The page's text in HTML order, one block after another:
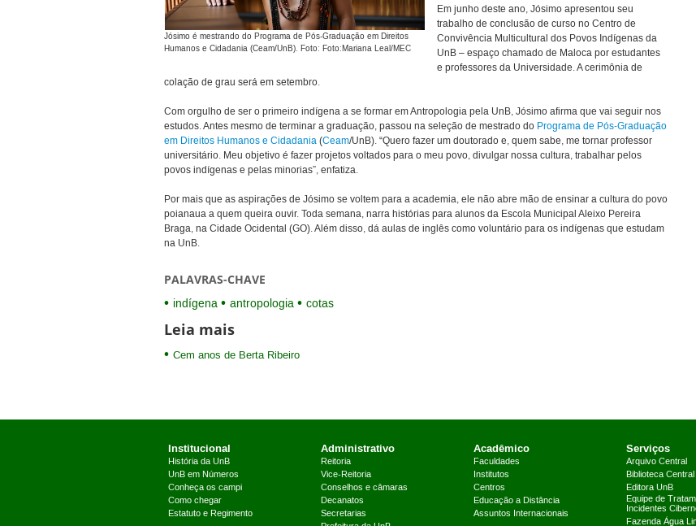
Jósimo é mestrando do Programa de Pós-Graduação em Direitos
Humanos e Cidadania (Ceam/UnB). Foto: Foto:Mariana Leal/MEC
Em junho deste ano, Jósimo apresentou seu
trabalho de conclusão de curso no Centro de
Convivência Multicultural dos Povos Indígenas da
UnB – espaço chamado de Maloca por estudantes
e professores da Universidade. A cerimônia de
colação de grau será em setembro.
Com orgulho de ser o primeiro indígena a se formar em Antropologia pela UnB, Jósimo afirma que vai seguir nos
estudos. Antes mesmo de terminar a graduação, passou na seleção de mestrado do Programa de Pós-Graduação
em Direitos Humanos e Cidadania (Ceam/UnB). “Quero fazer um doutorado e, quem sabe, me tornar professor
universitário. Meu objetivo é fazer projetos voltados para o meu povo, divulgar nossa cultura, trabalhar pelos
povos indígenas e pelas minorias”, enfatiza.
Por mais que as aspirações de Jósimo se voltem para a academia, ele não abre mão de ensinar a cultura do povo
poianaua a quem queira ouvir. Toda semana, narra histórias para alunos da Escola Municipal Aleixo Pereira
Braga, na Cidade Ocidental (GO). Além disso, dá aulas de inglês como voluntário para os indígenas que estudam
na UnB.
PALAVRAS-CHAVE
indígena antropologia cotas
Leia mais
Cem anos de Berta Ribeiro
Institucional
História da UnB
UnB em Números
Conheça os campi
Como chegar
Estatuto e Regimento
Administrativo
Reitoria
Vice-Reitoria
Conselhos e câmaras
Decanatos
Secretarias
Acadêmico
Faculdades
Institutos
Centros
Educação a Distância
Assuntos Internacionais
Serviços
Arquivo Central
Biblioteca Central
Editora UnB
Equipe de
Incidentes
Fazenda Água